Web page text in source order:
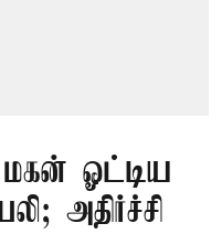
ஓட்டிய
அதிர்ச்சி